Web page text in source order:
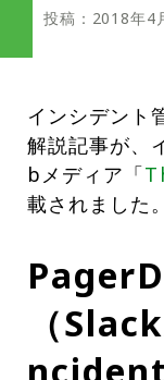
投稿： 2018年4
インシデント
解説記事が、
bメディア「
載されました。
（